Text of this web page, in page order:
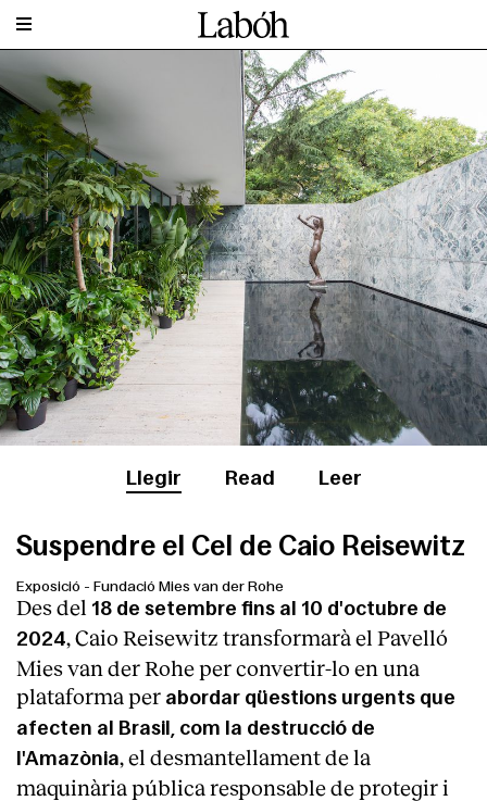
Llegir Read Leer
Suspendre el Cel de Caio Reisewitz
Exposició - Fundació Mies van der Rohe
Des del 18 de setembre fins al 10 d'octubre de
2024, Caio Reisewitz transformarà el Pavelló
Mies van der Rohe per convertir-lo en una
plataforma per abordar qüestions urgents que
afecten al Brasil, com la destrucció de
l'Amazònia, el desmantellament de la
maquinària pública responsable de protegir i